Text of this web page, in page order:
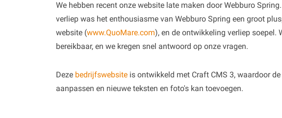
We hebben recent onze website late maken door Webburo
verliep was het enthousiasme van Webburo Spring een groot
website (www.QuoMare.com), en de ontwikkeling verliep soepel.
bereikbaar, en we kregen snel antwoord op onze vragen.
Deze bedrijfswebsite is ontwikkeld met Craft CMS 3, waardoor
aanpassen en nieuwe teksten en foto's kan toevoegen.